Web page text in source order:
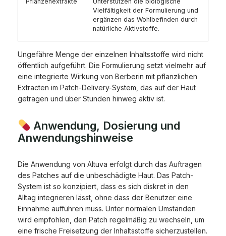
Vielfältigkeit der Formulierung und
ergänzen das Wohlbefinden durch
natürliche Aktivstoffe.
Ungefähre Menge der einzelnen Inhaltsstoffe wird nicht
öffentlich aufgeführt. Die Formulierung setzt vielmehr auf
eine integrierte Wirkung von Berberin mit pflanzlichen
Extracten im Patch-Delivery-System, das auf der Haut
getragen und über Stunden hinweg aktiv ist.
Anwendung, Dosierung und
Anwendungshinweise
Die Anwendung von Altuva erfolgt durch das Auftragen
des Patches auf die unbeschädigte Haut. Das Patch-
System ist so konzipiert, dass es sich diskret in den
Alltag integrieren lässt, ohne dass der Benutzer eine
Einnahme aufführen muss. Unter normalen Umständen
wird empfohlen, den Patch regelmäßig zu wechseln, um
eine frische Freisetzung der Inhaltsstoffe sicherzustellen.